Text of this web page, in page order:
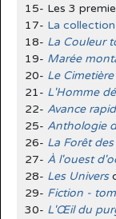
15- Les 3
17- La
18- La Couleur
19- Marée
20- Le
21- L'Homme
22- Avance
25- Anthologie
26- La Forêt
27- À l'ouest
28- Les Univers
29- Fiction -
30- L'Œil du